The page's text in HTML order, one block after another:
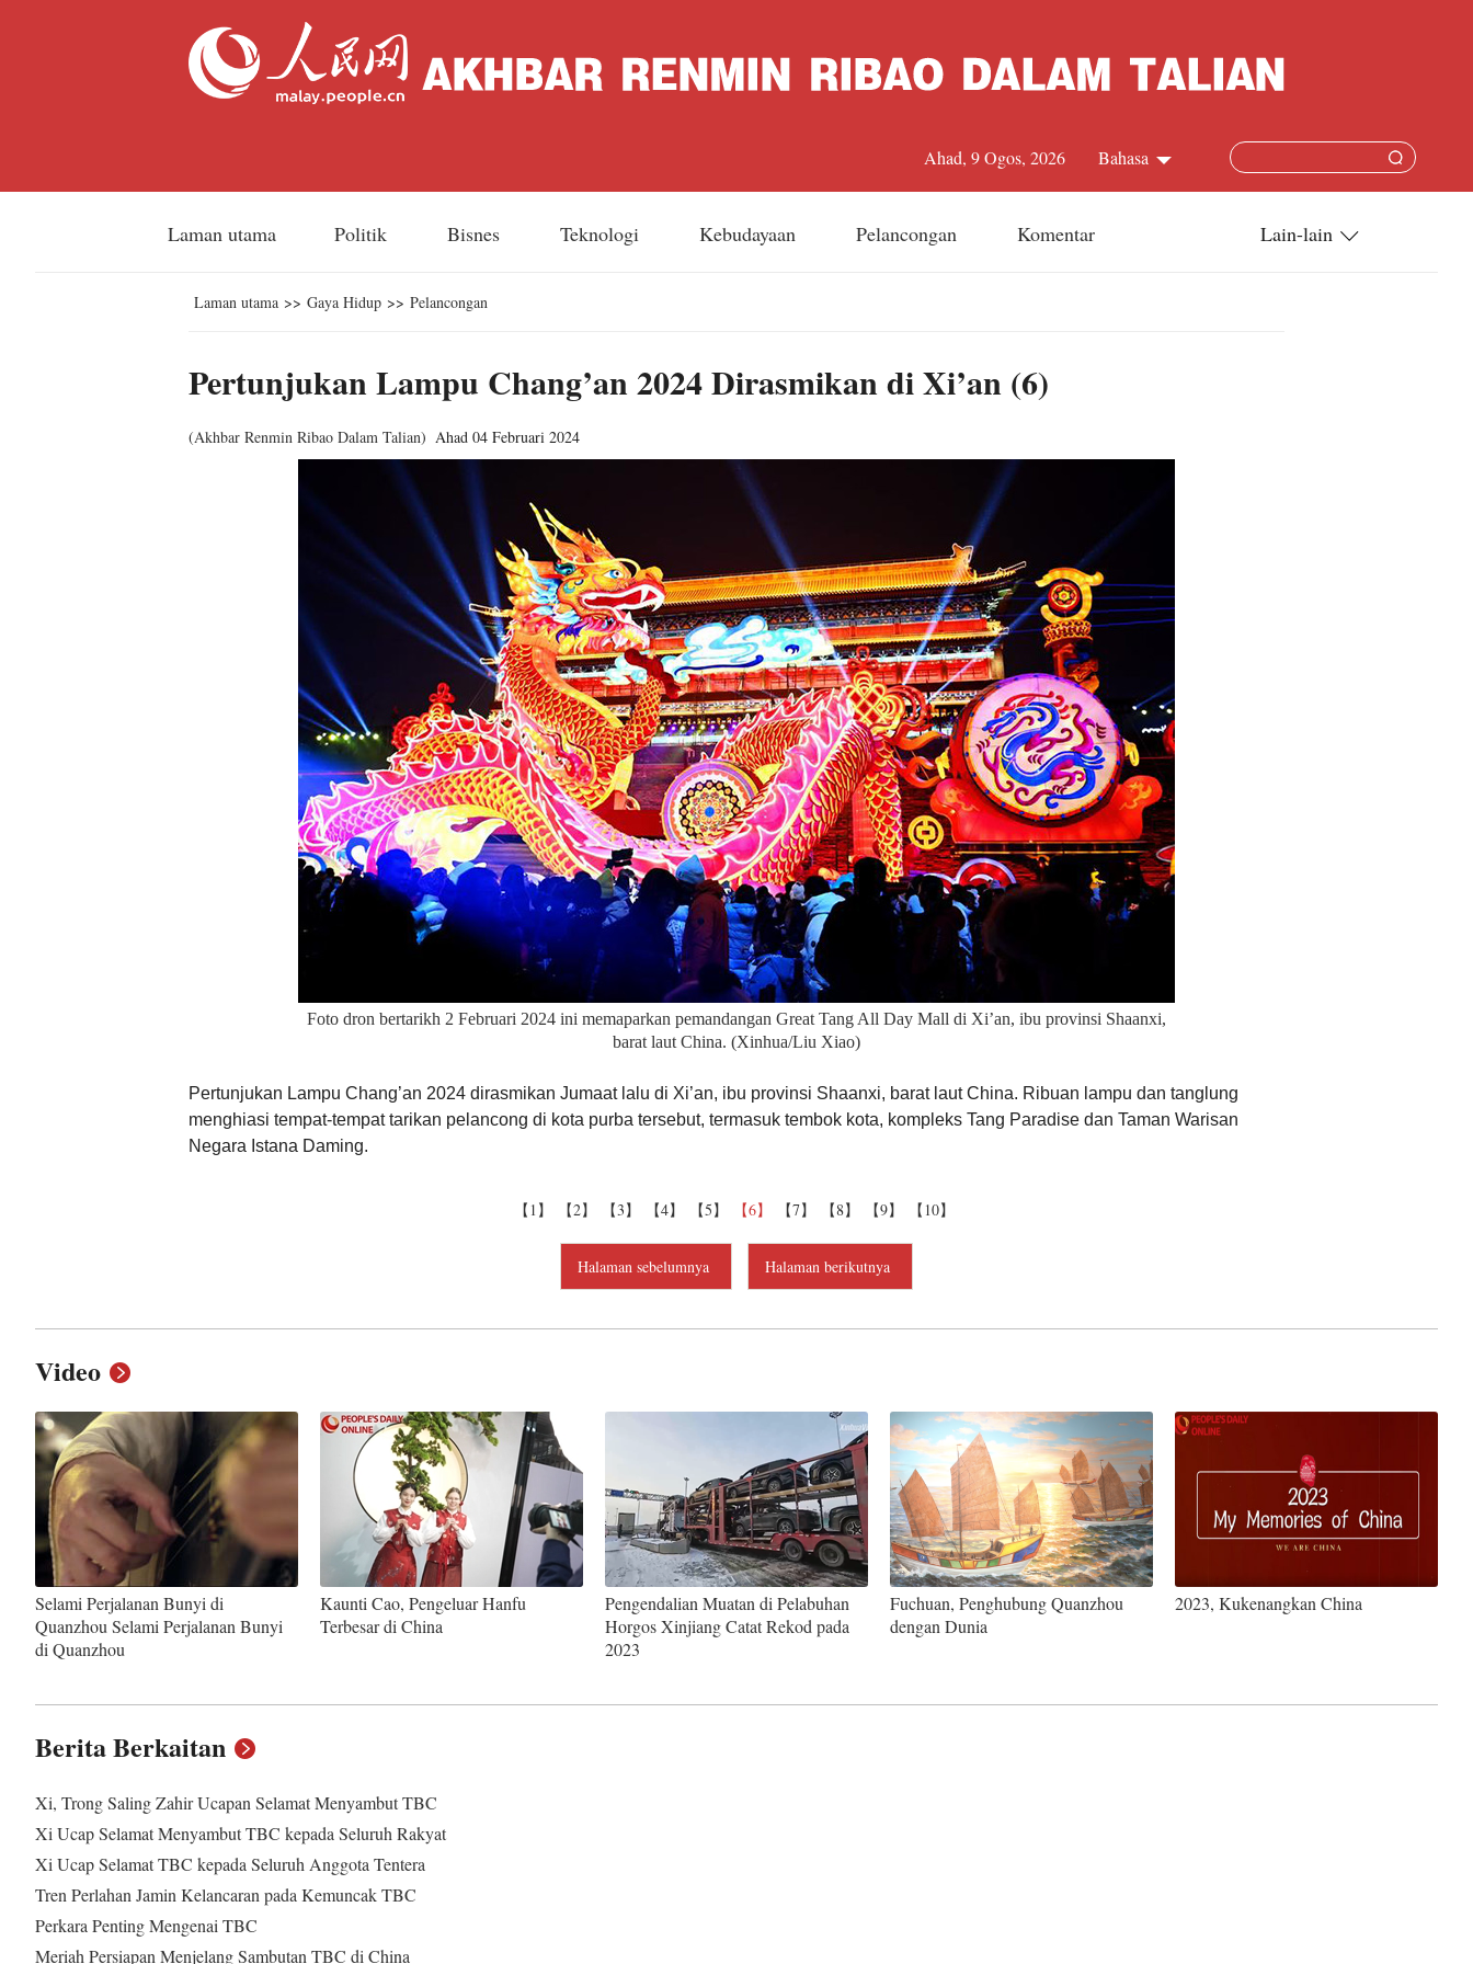
Bahasa
عربي
한국어
Português
Kiswahili
Italiano
Қазақ тілі
ภาษาไทย
Ελληνικά
Ahad, 9 Ogos, 2026
Laman utama Politik Bisnes Teknologi Kebudayaan Pelancongan Komentar Lain-lain
Laman utama >> Gaya Hidup >> Pelancongan
Pertunjukan Lampu Chang’an 2024 Dirasmikan di Xi’an (6)
(Akhbar Renmin Ribao Dalam Talian) Ahad 04 Februari 2024
Foto dron bertarikh 2 Februari 2024 ini memaparkan pemandangan Great Tang All Day Mall di Xi’an, ibu provinsi Shaanxi,
barat laut China. (Xinhua/Liu Xiao)
Pertunjukan Lampu Chang’an 2024 dirasmikan Jumaat lalu di Xi’an, ibu provinsi Shaanxi, barat laut China. Ribuan lampu dan tanglung
menghiasi tempat-tempat tarikan pelancong di kota purba tersebut, termasuk tembok kota, kompleks Tang Paradise dan Taman Warisan
Negara Istana Daming.
【1】 【2】 【3】 【4】 【5】 【6】 【7】 【8】 【9】 【10】
Halaman sebelumnya Halaman berikutnya
Video
Selami Perjalanan Bunyi di
Quanzhou Selami Perjalanan Bunyi
di Quanzhou
Kaunti Cao, Pengeluar Hanfu
Terbesar di China
Pengendalian Muatan di Pelabuhan
Horgos Xinjiang Catat Rekod pada
2023
Fuchuan, Penghubung Quanzhou
dengan Dunia
2023, Kukenangkan China
Berita Berkaitan
Xi, Trong Saling Zahir Ucapan Selamat Menyambut TBC
Xi Ucap Selamat Menyambut TBC kepada Seluruh Rakyat
Xi Ucap Selamat TBC kepada Seluruh Anggota Tentera
Tren Perlahan Jamin Kelancaran pada Kemuncak TBC
Perkara Penting Mengenai TBC
Meriah Persiapan Menjelang Sambutan TBC di China